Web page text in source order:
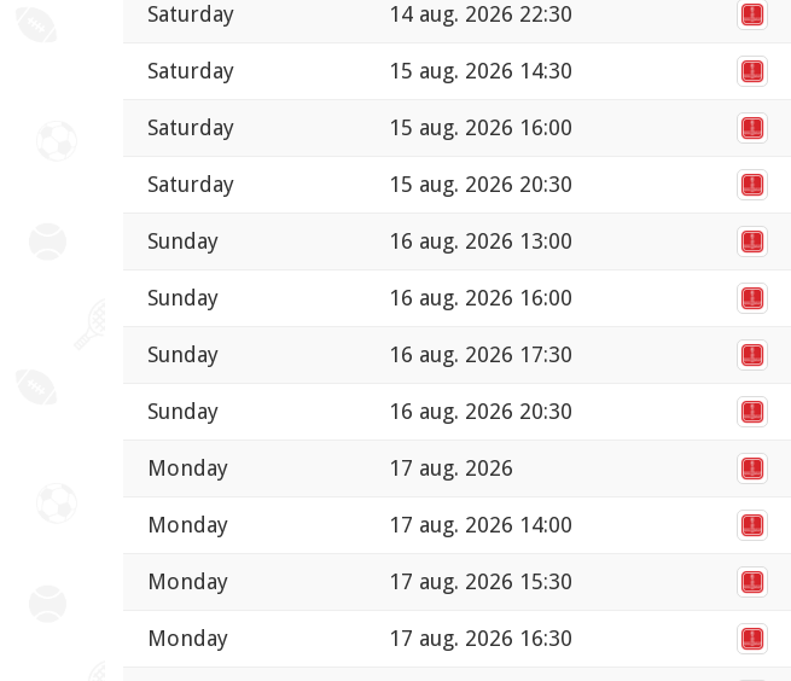
Saturday 14 aug. 2026 22:30
Saturday 15 aug. 2026 14:30
Saturday 15 aug. 2026 16:00
Saturday 15 aug. 2026 20:30
Sunday 16 aug. 2026 13:00
Sunday 16 aug. 2026 16:00
Sunday 16 aug. 2026 17:30
Sunday 16 aug. 2026 20:30
Monday 17 aug. 2026
Monday 17 aug. 2026 14:00
Monday 17 aug. 2026 15:30
Monday 17 aug. 2026 16:30